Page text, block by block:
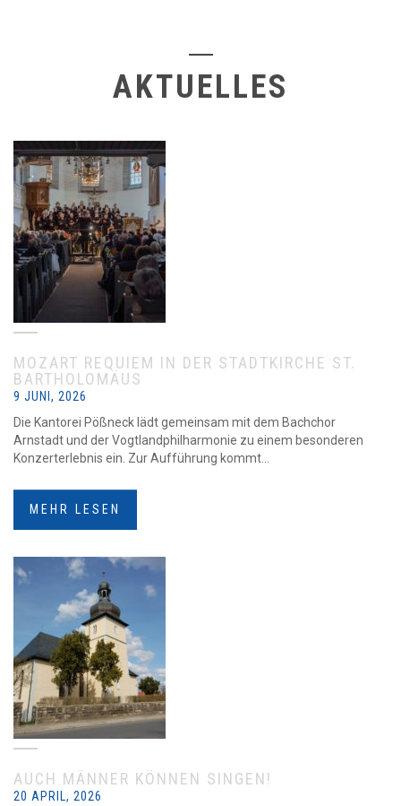
AKTUELLES
MOZART REQUIEM IN DER STADTKIRCHE ST.
BARTHOLOMÄUS
9 JUNI, 2026
Die Kantorei Pößneck lädt gemeinsam mit dem Bachchor
Arnstadt und der Vogtlandphilharmonie zu einem besonderen
Konzerterlebnis ein. Zur Aufführung kommt...
MEHR LESEN
AUCH MÄNNER KÖNNEN SINGEN!
20 APRIL, 2026